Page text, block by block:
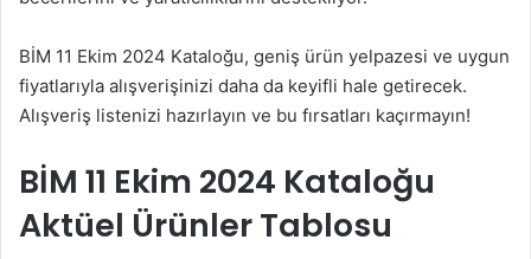
BİM 11 Ekim 2024 Kataloğu, geniş ürün yelpazesi ve uygun
fiyatlarıyla alışverişinizi daha da keyifli hale getirecek.
Alışveriş listenizi hazırlayın ve bu fırsatları kaçırmayın!
BİM 11 Ekim 2024 Kataloğu
Aktüel Ürünler Tablosu